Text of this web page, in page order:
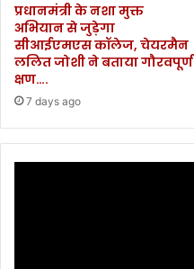
प्रधानमंत्री के नशा मुक्त
अभियान से जुड़ेगा
सीआईएमएस कॉलेज, चेयरमैन
ललित जोशी ने बताया गौरवपूर्ण
क्षण….
7 days ago